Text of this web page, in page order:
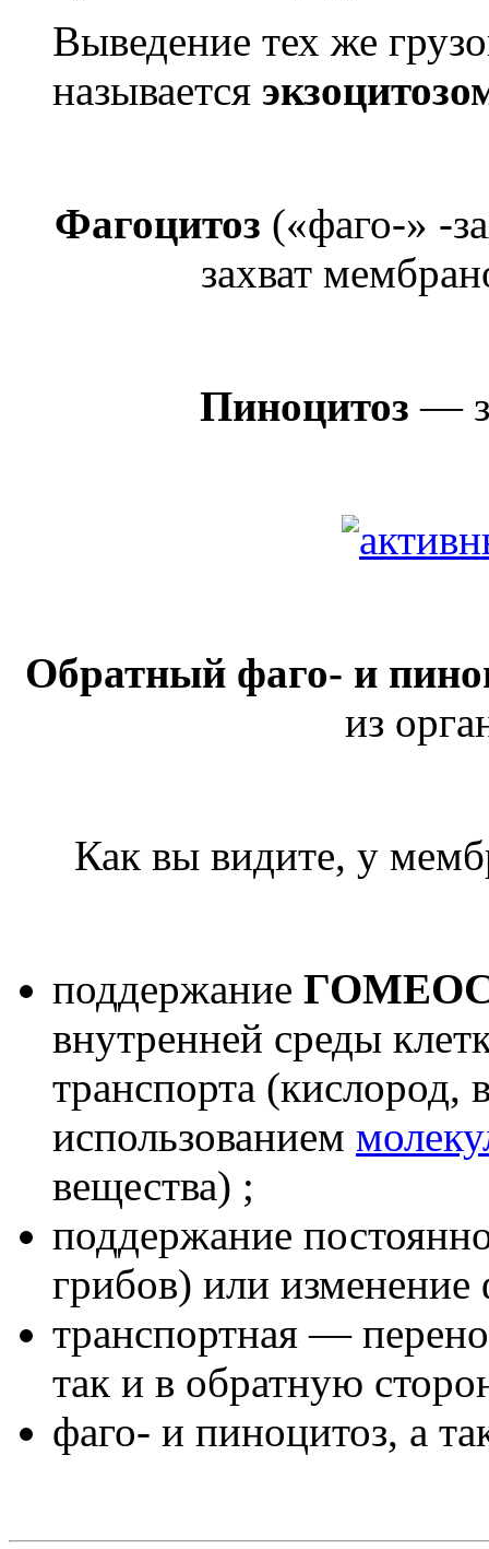
Выведение тех же
называется
Фагоцитоз («фаго-» -
захват
Пиноцитоз —
Обратный фаго- и
из
Как вы видите, у
поддержание
внутренней среды
транспорта (кислород,
использованием
вещества) ;
поддержание
грибов) или
транспортная —
так и в обратную
фаго- и пиноцитоз, а